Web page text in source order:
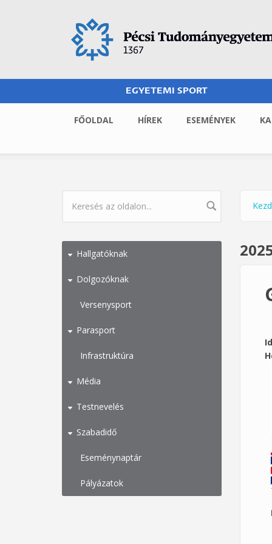
EGYETEMI SPORT
FŐOLDAL HÍREK ESEMÉNYEK
KERESÉS ŰRLAP
Hallgatóknak
Dolgozóknak
Versenysport
Parasport
Infrastruktúra
Média
Testnevelés
Szabadidő
Eseménynaptár
Pályázatok